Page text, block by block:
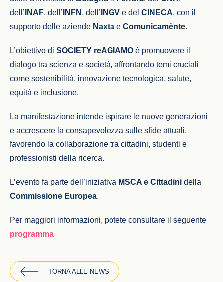
dell’ INAF, dell’ INFN , dell’ INGV e del CINECA, con il
supporto delle aziende Naxta e Comunicamènte.
L’obiettivo di SOCIETY reAGIAMO è promuovere il
dialogo tra scienza e società, affrontando temi cruciali
come sostenibilità, innovazione tecnologica, salute,
equità e inclusione.
La manifestazione intende ispirare le nuove generazioni
e accrescere la consapevolezza sulle sfide attuali,
favorendo la collaborazione tra cittadini, studenti e
professionisti della ricerca.
L’evento fa parte dell’iniziativa MSCA e Cittadini della
Commissione Europea.
Per maggiori informazioni, potete consultare il seguente
programma
TORNA ALLE NEWS